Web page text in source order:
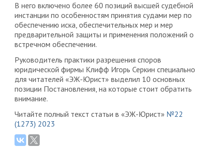
В него включено более 60 позиций высшей судебной
инстанции по особенностям принятия судами мер по
обеспечению иска, обеспечительных мер и мер
предварительной защиты и применения положений о
встречном обеспечении.
Руководитель практики разрешения споров
юридической фирмы Клифф Игорь Серкин специально
для читателей «ЭЖ-Юрист» выделил 10 основных
позиции Постановления, на которые стоит обратить
внимание.
Читайте полный текст статьи в «ЭЖ-Юрист» №22
(1273) 2023